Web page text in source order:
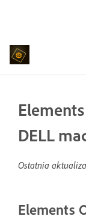
DELL
Ostatnia
Elements